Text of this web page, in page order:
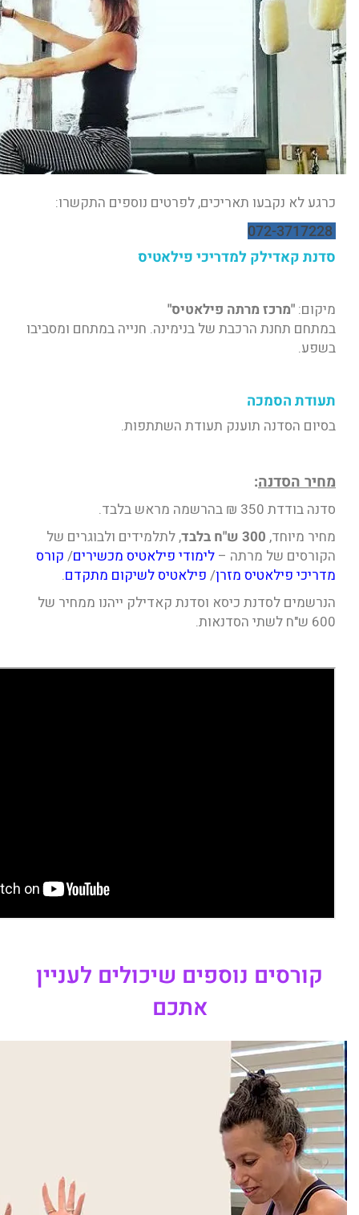
כרגע לא נקבעו תאריכים, לפרטים נוספים התקשרו:
072-3717228
סדנת קאדילק למדריכי פילאטיס
מיקום: "מרכז מרתה פילאטיס"
במתחם תחנת הרכבת של בנימינה. חנייה במתחם ומסביבו
בשפע.
תעודת הסמכה
בסיום הסדנה תוענק תעודת השתתפות.
מחיר הסדנה:
סדנה בודדת 350 ₪ בהרשמה מראש בלבד.
מחיר מיוחד, 300 ש"ח בלבד
, לתלמידים ולבוגרים של
הקורסים של מרתה – לימודי פילאטיס מכשירים/ קורס
מדריכי פילאטיס מזרן/ פילאטיס לשיקום מתקדם.
הנרשמים לסדנת כיסא וסדנת קאדילק ייהנו ממחיר של
600 ש"ח לשתי הסדנאות.
קורסים נוספים שיכולים לעניין
אתכם